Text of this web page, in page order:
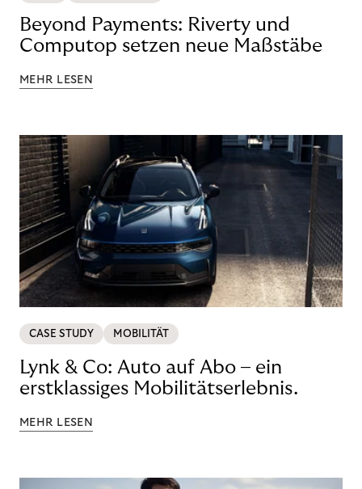
Beyond Payments: Riverty und
Computop setzen neue Maßstäbe
MEHR LESEN
CASE STUDY MOBILITÄT
Lynk & Co: Auto auf Abo – ein
erstklassiges Mobilitätserlebnis.
MEHR LESEN